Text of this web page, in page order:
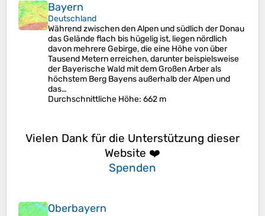
Bayern
Deutschland
Während zwischen den Alpen und südlich der Donau
das Gelände flach bis hügelig ist, liegen nördlich
davon mehrere Gebirge, die eine Höhe von über
Tausend Metern erreichen, darunter beispielsweise
der Bayerische Wald mit dem Großen Arber als
höchstem Berg Bayens außerhalb der Alpen und
das…
Durchschnittliche Höhe: 662 m
Vielen Dank für die Unterstützung dieser
Website ❤️
Spenden
Oberbayern